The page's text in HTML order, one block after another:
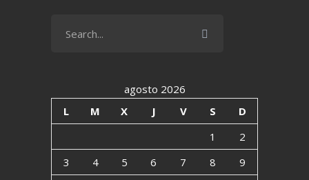
agosto 2026
L
M X J V S
D
1
2
3
4 5 6 7 8
9